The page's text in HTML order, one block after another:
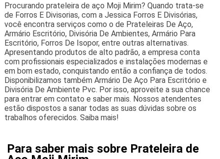
Procurando prateleira de aço Moji Mirim? Quando trata-se
de Forros E Divisorias, com a Jessica Forros E Divisórias,
você encontra serviços como o de Prateleiras De Aço,
Armário Escritório, Divisória De Ambientes, Armário Para
Escritório, Forros De Isopor, entre outras alternativas.
Apresentando produtos de alto padrão, a empresa conta
com profissionais especializados e instalações modernas e
em bom estado, conquistando então a confiança de todos.
Disponibilizamos também Armário De Aço Para Escritório e
Divisória De Ambiente Pvc. Por isso, aproveite a sua chance
para entrar em contato e saber mais. Nossos atendentes
estão dispostos a sanar todas as suas dúvidas sobre os
trabalhos oferecidos. Saiba mais!
Para saber mais sobre Prateleira de